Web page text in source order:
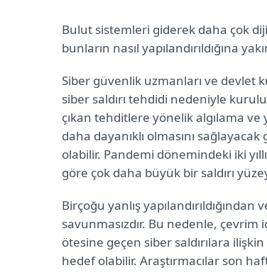
Bulut sistemleri giderek daha çok
bunların nasıl yapılandırıldığına
Siber güvenlik uzmanları ve devlet
siber saldırı tehdidi nedeniyle
çıkan tehditlere yönelik algılama ve
daha dayanıklı olmasını
olabilir. Pandemi dönemindeki iki
göre çok daha büyük bir saldırı
Birçoğu yanlış
savunmasızdır. Bu nedenle,
ötesine geçen siber saldırılara
hedef olabilir. Araştırmacılar son